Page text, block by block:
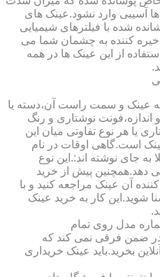
آسیبی وارد نشود.عینک های
شده با فیلترهای شیمیایی
کننده به چشمان شما می
از این عینک ها در همه
عینک و سمت راست آن،دسته یا
نوشتاری و رنگ
یا هر نوع تفاوتی میان این
است.گاهی اوقات در نام
به جای نوشته اند:.این نوع
دهد.همچنین پیش از خرید
آن عینک مراجعه کنید و با
شوید.این کار به خرید عینک
مدل روی تمام
ضمن فرقی نمی کند که
بخرید.باید عینک خریداری